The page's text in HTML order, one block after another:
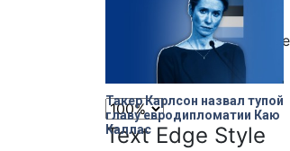
Window
Font Size
Text Edge Style
Такер Карлсон назвал тупой
главу евродипломатии Каю
Каллас